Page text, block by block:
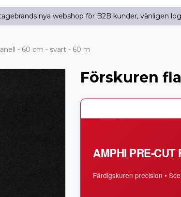
nya webshop för B2B kunder, vänligen
- 60 cm - svart - 60 m
Förskuren
AMPHI PRE-CUT
Färdigskuren precision •